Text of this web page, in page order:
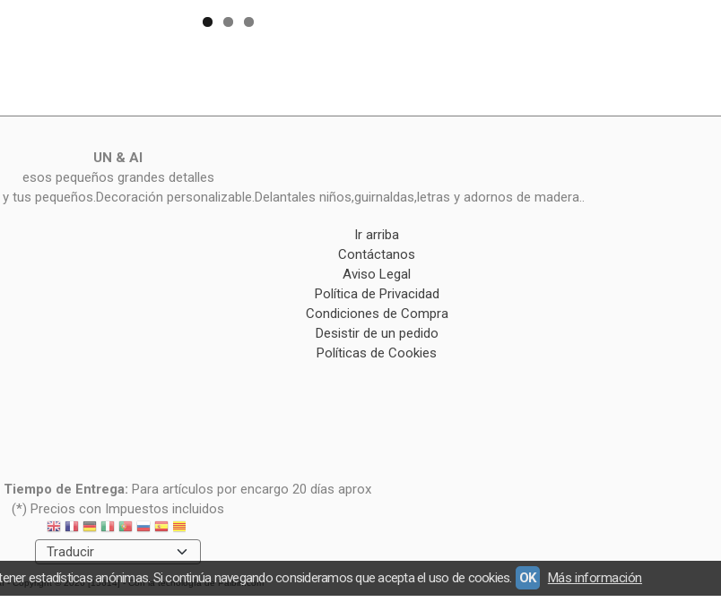
UN & AI
esos pequeños grandes detalles
pequeños.Decoración personalizable.Delantales niños,guirnaldas,letras y adornos de madera..
Ir arriba
Contáctanos
Aviso Legal
Política de Privacidad
Condiciones de Compra
Desistir de un pedido
Políticas de Cookies
Tiempo de Entrega: Para artículos por encargo 20 días aprox
(*) Precios con Impuestos incluidos
- Copyright © 2026 [15614] - Con la tecnología de Palbin.com
estadísticas anónimas. Si continúa navegando consideramos que acepta el uso de cookies. OK Más información